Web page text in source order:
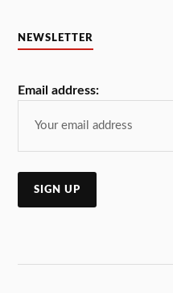
NEWSLETTER
Email address: